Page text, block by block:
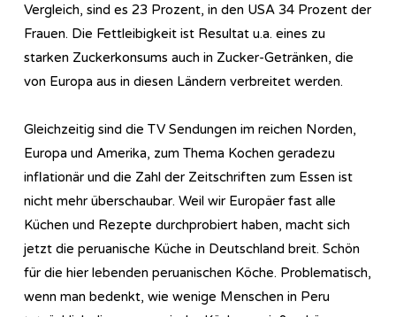
Vergleich, sind es 23 Prozent, in den USA 34 Prozent der
Frauen. Die Fettleibigkeit ist Resultat u.a. eines zu
starken Zuckerkonsums auch in Zucker-Getränken, die
von Europa aus in diesen Ländern verbreitet werden.
Gleichzeitig sind die TV Sendungen im reichen Norden,
Europa und Amerika, zum Thema Kochen geradezu
inflationär und die Zahl der Zeitschriften zum Essen ist
nicht mehr überschaubar. Weil wir Europäer fast alle
Küchen und Rezepte durchprobiert haben, macht sich
jetzt die peruanische Küche in Deutschland breit. Schön
für die hier lebenden peruanischen Köche. Problematisch,
wenn man bedenkt, wie wenige Menschen in Peru